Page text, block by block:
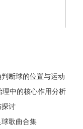
断球的位置与运动
理中的核心作用分析
讨
歌曲合集